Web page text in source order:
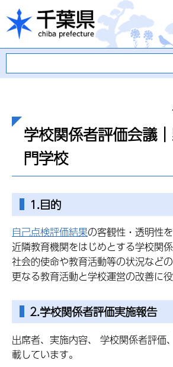
千葉県
学校関係者評価会議
門学校
1.目的
自己点検評価結果の客観性・透明性
近隣教育機関をはじめとする学校関
社会的使命や教育活動等の状況などの
更なる教育活動と学校運営の改善に役
2.学校関係者評価実施報告
出席者、実施内容、 学校関係者評価
載しています。